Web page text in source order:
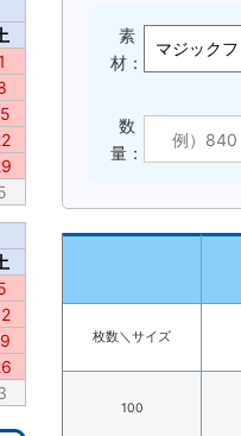
素
材：
数
量：
枚数＼サイズ
100
1